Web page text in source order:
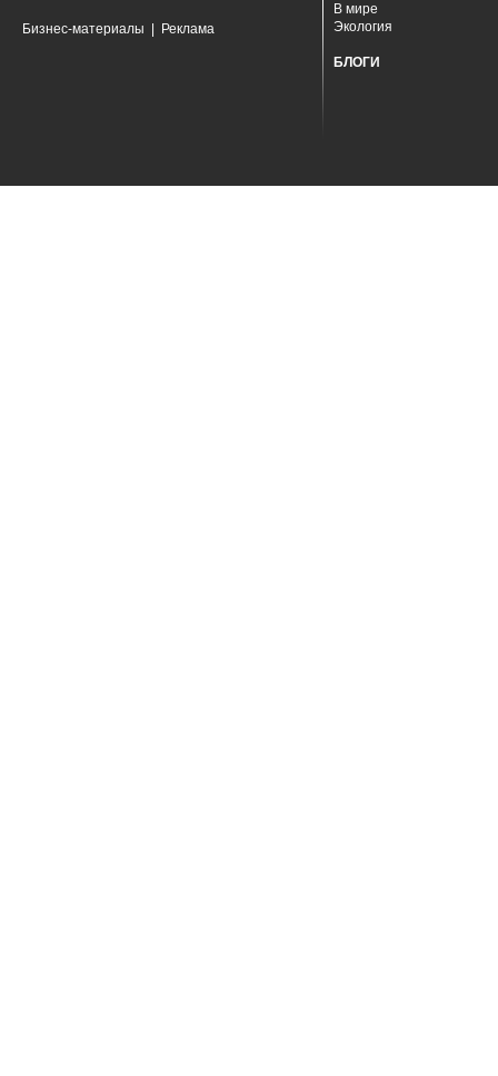
Бизнес-материалы Реклама
В мире
Экология
БЛОГИ